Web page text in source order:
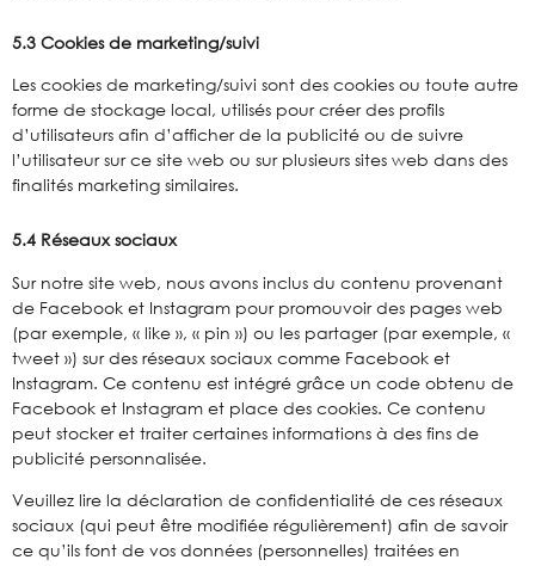
5.3 Cookies de marketing/suivi
Les cookies de marketing/suivi sont des cookies ou toute autre
forme de stockage local, utilisés pour créer des profils
d’utilisateurs afin d’afficher de la publicité ou de suivre
l’utilisateur sur ce site web ou sur plusieurs sites web dans des
finalités marketing similaires.
5.4 Réseaux sociaux
Sur notre site web, nous avons inclus du contenu provenant
de Facebook et Instagram pour promouvoir des pages web
(par exemple, « like », « pin ») ou les partager (par exemple, «
tweet ») sur des réseaux sociaux comme Facebook et
Instagram. Ce contenu est intégré grâce un code obtenu de
Facebook et Instagram et place des cookies. Ce contenu
peut stocker et traiter certaines informations à des fins de
publicité personnalisée.
Veuillez lire la déclaration de confidentialité de ces réseaux
sociaux (qui peut être modifiée régulièrement) afin de savoir
ce qu’ils font de vos données (personnelles) traitées en